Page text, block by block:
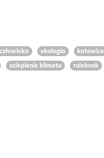
ekologia
katowice
ocieplenie klimatu
rulebook